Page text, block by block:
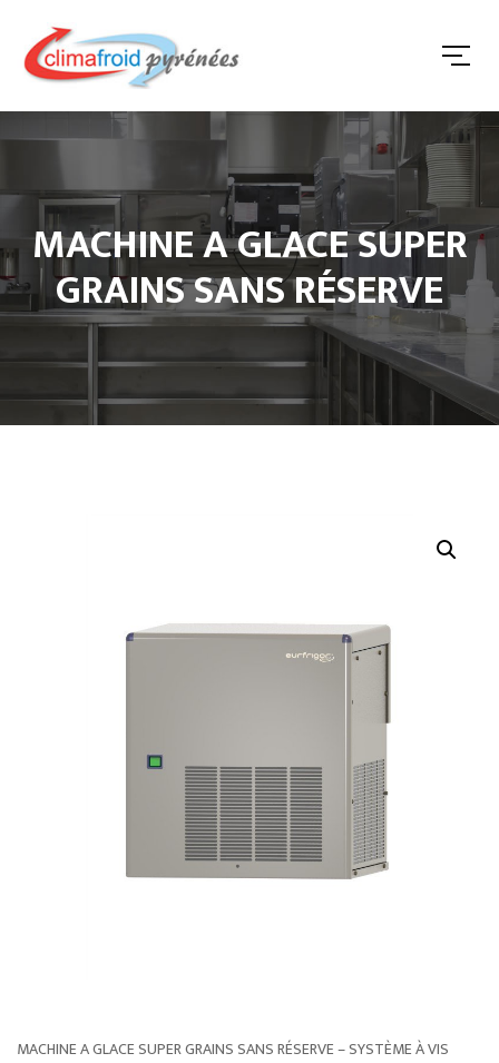
MACHINE A GLACE SUPER
GRAINS SANS RÉSERVE
MACHINE A GLACE SUPER GRAINS SANS RÉSERVE – SYSTÈME À VIS